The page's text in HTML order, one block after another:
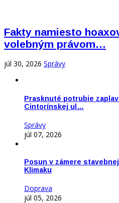
Fakty namiesto
volebným právom…
júl 30, 2026 Správy
Prasknuté potrubie
Cintorínskej ul…
Správy
júl 07, 2026
Posun v zámere
Klimaku
Doprava
júl 05, 2026